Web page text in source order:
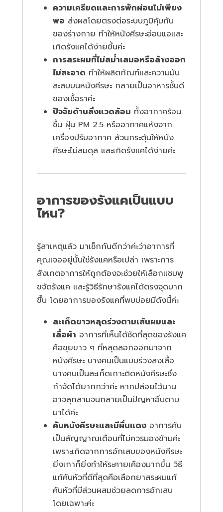
ความเครียดและการพักผ่อนไม่เพียง
พอ ส่งผลโดยตรงต่อระบบภูมิคุ้มกัน
ของร่างกาย ทำให้หนังศีรษะอ่อนแอและ
เกิดรังแคได้ง่ายขึ้นค่ะ
การสระผมที่ไม่สม่ำเสมอหรือล้างออก
ไม่สะอาด ทำให้ผลิตภัณฑ์และความมัน
สะสมบนหนังศีรษะ กลายเป็นอาหารชั้นดี
ของเชื้อราค่ะ
ปัจจัยด้านสิ่งแวดล้อม ทั้งอากาศร้อน
ชื้น ฝุ่น PM 2.5 หรืออากาศแห้งจาก
เครื่องปรับอากาศ ล้วนกระตุ้นให้หนัง
ศีรษะไม่สมดุล และเกิดรังแคได้ง่ายค่ะ
อาการของรังแคเป็นแบบ
ไหน?
รู้สาเหตุแล้ว มาเช็กกันดีกว่าค่ะว่าอาการที่
คุณเจออยู่นั้นใช่รังแคหรือเปล่า เพราะการ
สังเกตอาการให้ถูกต้องจะช่วยให้เลือกแชมพู
ขจัดรังแค และรู้วิธีรักษารังแคได้ตรงจุดมาก
ขึ้น โดยอาการของรังแคที่พบบ่อยมีดังนี้ค่ะ
สะเก็ดขาวหลุดร่วงตามเส้นผมและ
เสื้อผ้า อาการที่เห็นได้ชัดที่สุดของรังแค
คือขุยขาว ๆ ที่หลุดลอกออกมาจาก
หนังศีรษะ บางคนเป็นแบบร่วงลงเสื้อ
บางคนเป็นสะเก็ดเกาะติดหนังศีรษะซึ่ง
กำจัดได้ยากกว่าค่ะ หากปล่อยไว้นาน
อาจลุกลามจนกลายเป็นปัญหาอื่นตาม
มาได้ค่ะ
คันหนังศีรษะและมีผื่นแดง อาการคัน
เป็นสัญญาณเตือนที่ไม่ควรมองข้ามค่ะ
เพราะเกิดจากการอักเสบของหนังศีรษะ
ยิ่งเกาก็ยิ่งทำให้ระคายเคืองมากขึ้น วิธี
แก้คันหัวที่ดีที่สุดคือเลือกยาสระผมแก้
คันหัวที่มีส่วนผสมช่วยลดการอักเสบ
โดยเฉพาะค่ะ